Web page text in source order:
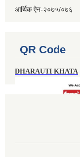
आर्थिक ऐन-२०७५/०७६
QR Code
DHARAUTI KHATA